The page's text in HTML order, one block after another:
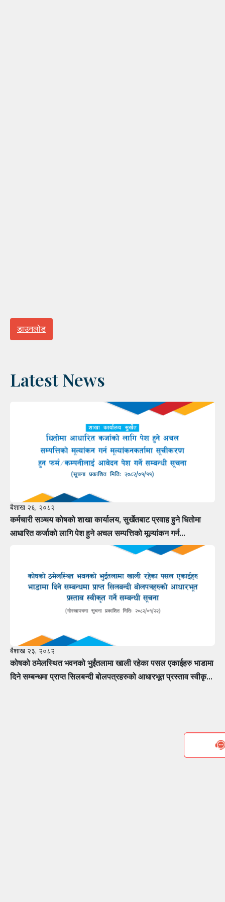
डाउनलोड
Latest News
बैशाख २६, २०८२
कर्मचारी सञ्चय कोषको शाखा कार्यालय, सुर्खेतबाट प्रवाह हुने धितोमा
आधारित कर्जाको लागि पेश हुने अचल सम्पत्तिको मूल्यांकन गर्न
मूल्यांकनकर्तामा सूचीकरण हुन फर्म÷कम्पनीलाई आवेदन पेश गर्ने सम्बन्धी
बैशाख २३, २०८२
कोषको ठमेलस्थित भवनको भुईंतलामा खाली रहेका पसल एकाईहरु भाडामा
दिने सम्बन्धमा प्राप्त सिलबन्दी बोलपत्रहरुको आधारभूत प्रस्ताव स्वीकृत